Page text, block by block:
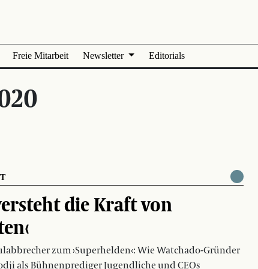
Freie Mitarbeit Newsletter Editorials
die Kraft von
zum ›Superhelden‹: Wie Watchado-Gründer
als Bühnenprediger Jugendliche und CEOs